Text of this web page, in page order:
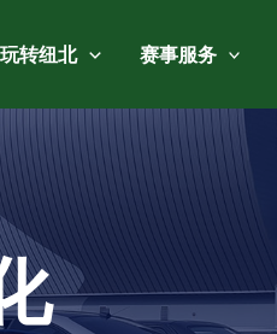
玩转纽北 赛事服务